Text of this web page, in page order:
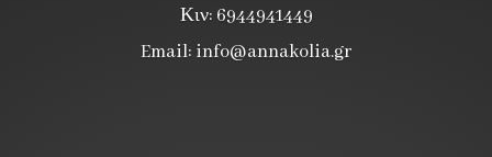
Κιν: 6944941449
Email: info@annakolia.gr